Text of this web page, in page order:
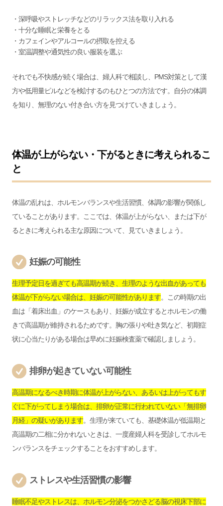
・深呼吸やストレッチなどのリラックス法を取り入れる
・十分な睡眠と栄養をとる
・カフェインやアルコールの摂取を控える
・室温調整や通気性の良い服装を選ぶ
それでも不快感が続く場合は、婦人科で相談し、PMS対策として漢
方や低用量ピルなどを検討するのもひとつの方法です。自分の体調
を知り、無理のない付き合い方を見つけていきましょう。
体温が上がらない・下がるときに考えられるこ
と
体温の乱れは、ホルモンバランスや生活習慣、体調の影響が関係し
ていることがあります。ここでは、体温が上がらない、または下が
るときに考えられる主な原因について、見ていきましょう。
妊娠の可能性
生理予定日を過ぎても高温期が続き、生理のような出血があっても
体温が下がらない場合は、妊娠の可能性があります。この時期の出
血は「着床出血」のケースもあり、妊娠が成立するとホルモンの働
きで高温期が維持されるためです。胸の張りや吐き気など、初期症
状に心当たりがある場合は早めに妊娠検査薬で確認しましょう。
排卵が起きていない可能性
高温期になるべき時期に体温が上がらない、あるいは上がってもす
ぐに下がってしまう場合は、排卵が正常に行われていない「無排卵
月経」の疑いがあります。生理が来ていても、基礎体温が低温期と
高温期の二相に分かれないときは、一度産婦人科を受診してホルモ
ンバランスをチェックすることをおすすめします。
ストレスや生活習慣の影響
睡眠不足やストレスは、ホルモン分泌をつかさどる脳の視床下部に